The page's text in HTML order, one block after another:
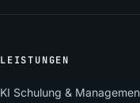
LEISTUNGEN
KI Schulung &